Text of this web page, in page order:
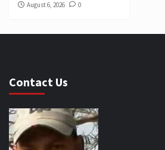
August 6, 2026 0
Contact Us